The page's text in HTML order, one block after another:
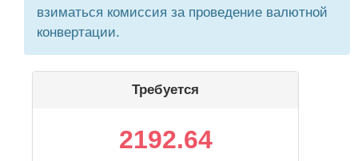
взиматься комиссия за проведение валютной
конвертации.
Требуется
2192.64